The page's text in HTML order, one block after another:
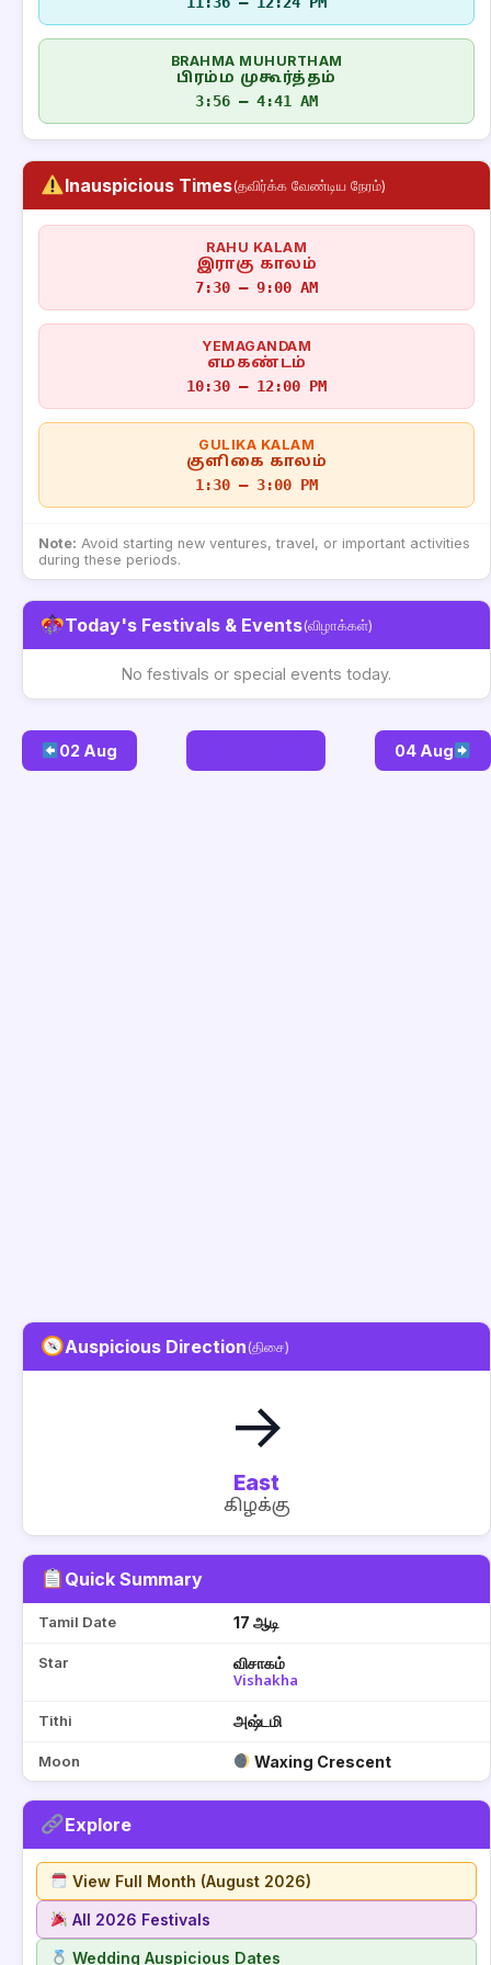
BRAHMA MUHURTHAM
பிரம்ம முகூர்த்தம்
3:56 – 4:41 AM
Inauspicious Times(தவிர்க்க வேண்டிய நேரம்)
RAHU KALAM
இராகு காலம்
7:30 – 9:00 AM
YEMAGANDAM
எமகண்டம்
10:30 – 12:00 PM
GULIKA KALAM
குளிகை காலம்
1:30 – 3:00 PM
Note: Avoid starting new ventures, travel, or important activities
during these periods.
Today's Festivals & Events(விழாக்கள்)
No festivals or special events today.
02 Aug 04 Aug
Auspicious Direction(திசை)
→
East
கிழக்கு
Quick Summary
Tamil Date 17 ஆடி
Star விசாகம்
Vishakha
Tithi அஷ்டமி
Moon Waxing Crescent
Explore
View Full Month (August 2026)
All 2026 Festivals
Wedding Auspicious Dates